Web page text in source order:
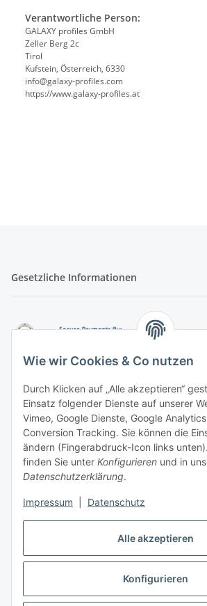
Alle akzeptieren
Konfigurieren
Wie wir Cookies & Co nutzen
Durch Klicken auf „Alle akzeptieren“
Einsatz folgender Dienste auf unserer
Vimeo, Google Dienste, Google
Conversion Tracking. Sie können die
ändern (Fingerabdruck-Icon links
finden Sie unter Konfigurieren und in
Datenschutzerklärung.
Impressum Datenschutz
Verantwortliche Person:
GALAXY profiles GmbH
Zeller Berg 2c
Tirol
Kufstein, Österreich, 6330
info@galaxy-profiles.com
https://www.galaxy-profiles.at
Gesetzliche Informationen
Vorkasse per Überweisung
Zahlung per PayPal
Zahlung per Google Pay (PayPal)
Zahlung per Apple Pay (PayPal)
Zahlung per amazon payments
FAQ
Weitere Informationen
Vertrag widerrufen